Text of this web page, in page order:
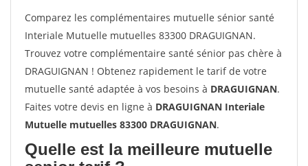
Comparez les complémentaires mutuelle sénior santé
Interiale Mutuelle mutuelles 83300 DRAGUIGNAN.
Trouvez votre complémentaire santé sénior pas chère à
DRAGUIGNAN ! Obtenez rapidement le tarif de votre
mutuelle santé adaptée à vos besoins à DRAGUIGNAN.
Faites votre devis en ligne à DRAGUIGNAN Interiale
Mutuelle mutuelles 83300 DRAGUIGNAN.
Quelle est la meilleure mutuelle